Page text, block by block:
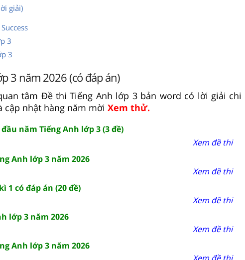
giải)
3
3
3 năm 2026 (có đáp án)
tâm Đề thi Tiếng Anh lớp 3 bản word có lời giải chi
cập nhật hàng năm mời Xem thử.
năm Tiếng Anh lớp 3 (3 đề)
Xem đề thi
Anh lớp 3 năm 2026
Xem đề thi
1 có đáp án (20 đề)
Xem đề thi
lớp 3 năm 2026
Xem đề thi
Anh lớp 3 năm 2026